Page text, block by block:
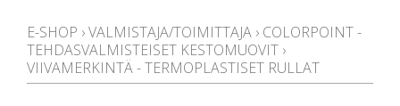
E-SHOP ›VALMISTAJA/TOIMITTAJA › COLORPOINT -
TEHDASVALMISTEISET KESTOMUOVIT ›
VIIVAMERKINTÄ - TERMOPLASTISET RULLAT